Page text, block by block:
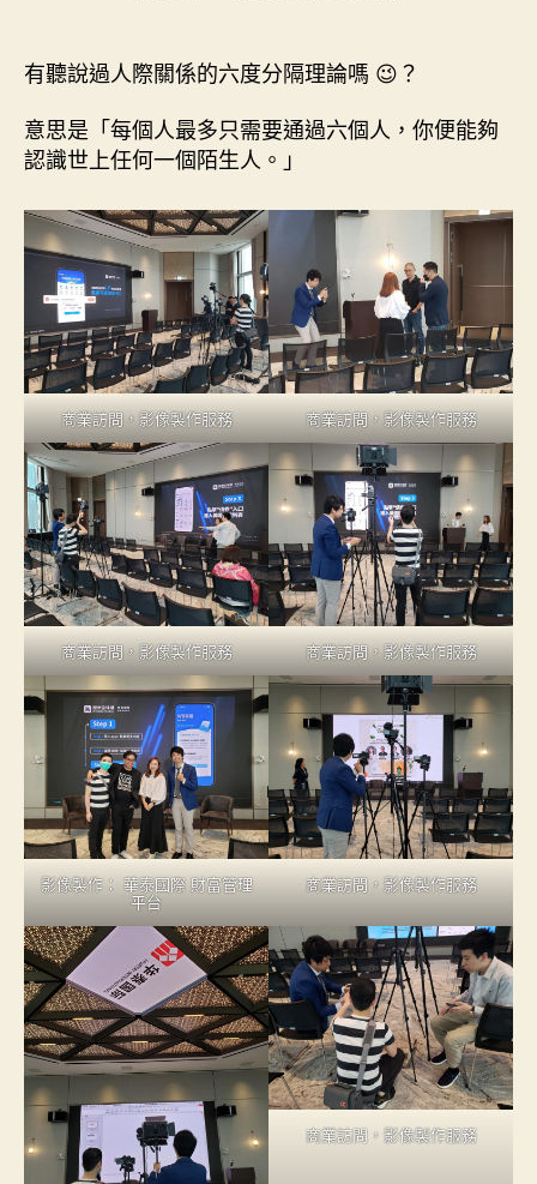
有聽說過人際關係的六度分隔理論嗎 😉？
意思是「每個人最多只需要通過六個人，你便能夠
認識世上任何一個陌生人。」
商業訪問，影像製作服務 商業訪問，影像製作服務
商業訪問，影像製作服務 商業訪問，影像製作服務
影像製作： 華泰國際 財富管理
平台
商業訪問，影像製作服務
商業訪問，影像製作服務